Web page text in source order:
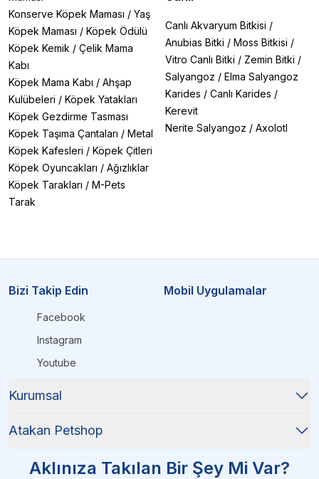
Konserve Köpek Maması / Yaş
Köpek Maması / Köpek Ödülü
Köpek Kemik / Çelik Mama
Kabı
Köpek Mama Kabı / Ahşap
Kulübeleri / Köpek Yatakları
Köpek Gezdirme Tasması
Köpek Taşıma Çantaları / Metal
Köpek Kafesleri / Köpek Çitleri
Köpek Oyuncakları / Ağızlıklar
Köpek Tarakları / M-Pets
Tarak
Canlı Akvaryum Bitkisi /
Anubias Bitki / Moss Bitkisi /
Vitro Canlı Bitki / Zemin Bitki /
Salyangoz / Elma Salyangoz
Karides / Canlı Karides /
Kerevit
Nerite Salyangoz / Axolotl
Bizi Takip Edin
Facebook
Instagram
Youtube
Mobil Uygulamalar
Kurumsal
Atakan Petshop
Aklınıza Takılan Bir Şey Mi Var?